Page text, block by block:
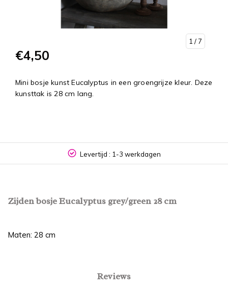
1 / 7
€4,50
Mini bosje kunst Eucalyptus in een groengrijze kleur. Deze
kunsttak is 28 cm lang.
Levertijd : 1-3 werkdagen
Zijden bosje Eucalyptus grey/green 28 cm
Maten: 28 cm
Reviews